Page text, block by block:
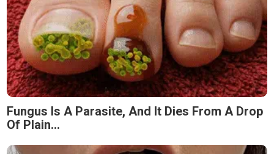
Fungus Is A Parasite, And It Dies From A Drop
Of Plain...